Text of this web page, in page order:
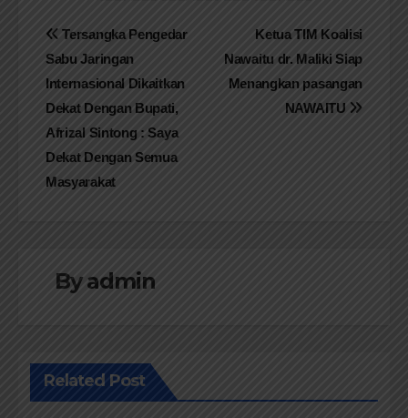
Navigasi
pos
Ketua TIM Koalisi
Nawaitu dr. Maliki Siap
Menangkan pasangan
NAWAITU
Tersangka Pengedar
Sabu Jaringan
Internasional Dikaitkan
Dekat Dengan Bupati,
Afrizal Sintong : Saya
Dekat Dengan Semua
Masyarakat
Byadmin
Related Post